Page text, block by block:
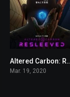
0
Altered
Mar. 19, 2020